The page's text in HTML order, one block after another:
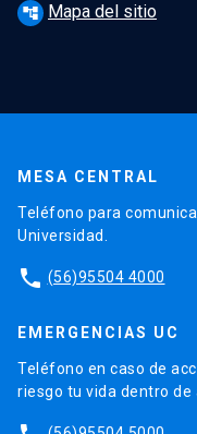
account_tree Mapa del sitio
MESA CENTRAL
Teléfono para
Universidad.
phone (56)95504 4000
EMERGENCIAS UC
Teléfono en caso de
riesgo tu vida dentro de